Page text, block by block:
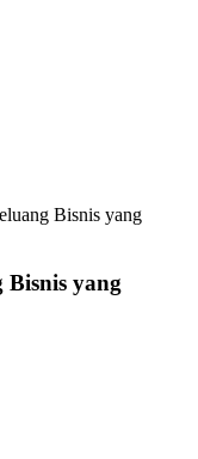
Bisnis yang
Bisnis yang